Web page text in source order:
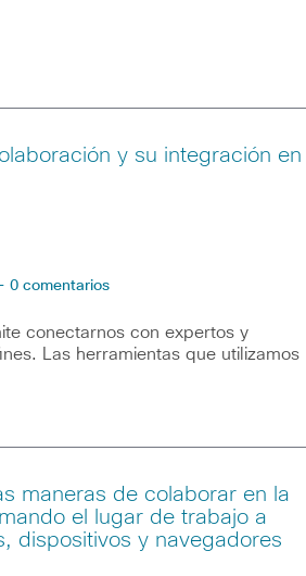
y su integración en
0 comentarios
conectarnos con expertos y
Las herramientas que utilizamos
maneras de colaborar en la
el lugar de trabajo a
dispositivos y navegadores